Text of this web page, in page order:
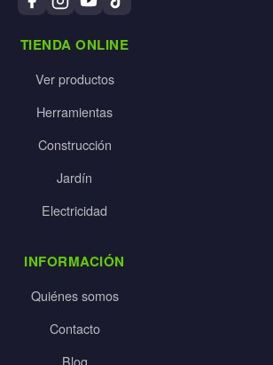
TIENDA ONLINE
Ver productos
Herramientas
Construcción
Jardín
Electricidad
INFORMACIÓN
Quiénes somos
Contacto
Blog